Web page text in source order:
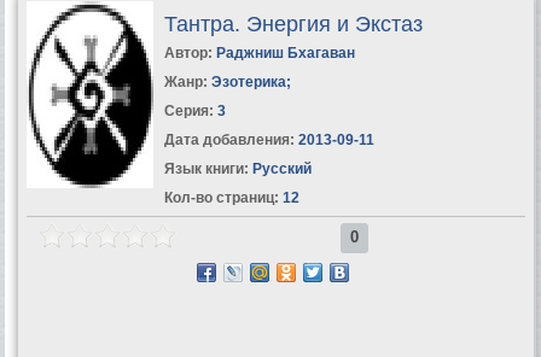
Тантра. Энергия и Экстаз
Автор: Раджниш Бхагаван
Жанр: Эзотерика;
Серия: 3
Дата добавления: 2013-09-11
Язык книги: Русский
Кол-во страниц: 12
0